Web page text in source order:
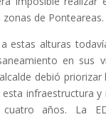
de Ponteareas.
estas alturas
en sus
debió priorizar
infraestructura y
años. La